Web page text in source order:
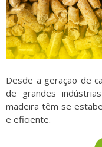
Desde a geração de
de grandes
madeira têm se
e eficiente.